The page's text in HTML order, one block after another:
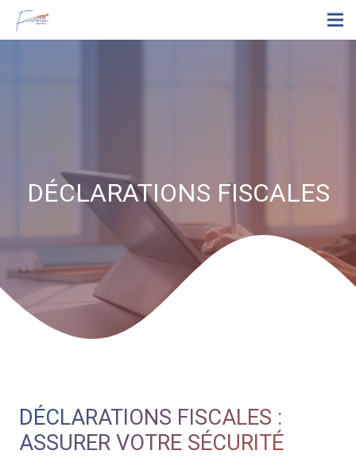
DÉCLARATIONS FISCALES
DÉCLARATIONS FISCALES :
ASSURER VOTRE SÉCURITÉ